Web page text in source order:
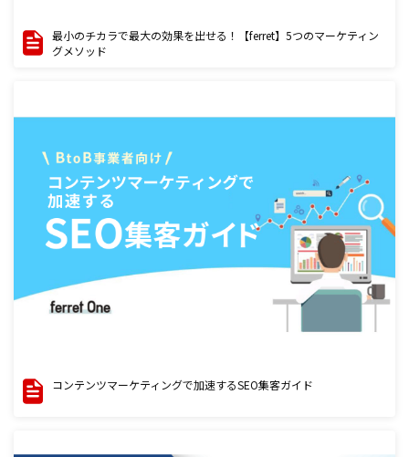
最小のチカラで最大の効果を出せる！【ferret】5つのマーケティン
グメソッド
コンテンツマーケティングで加速するSEO集客ガイド